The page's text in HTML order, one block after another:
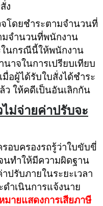
ง
โดยชำระตามจำนวนที่
มจำนวนที่พนักงาน
ในกรณีนี้ให้พนักงาน
าจในการเปรียบเทียบ
อผู้ได้รับใบสั่งได้ชำระ
ให้คดีเป็นอันเลิกกัน
ม่จ่ายค่าปรับจะ
อบครองรถรู้ว่าใบขับขี่
ทำให้มีความผิดฐาน
ปรับภายในระยะเวลา
ำเนินการแจ้งนาย
มายแสดงการเสียภาษี